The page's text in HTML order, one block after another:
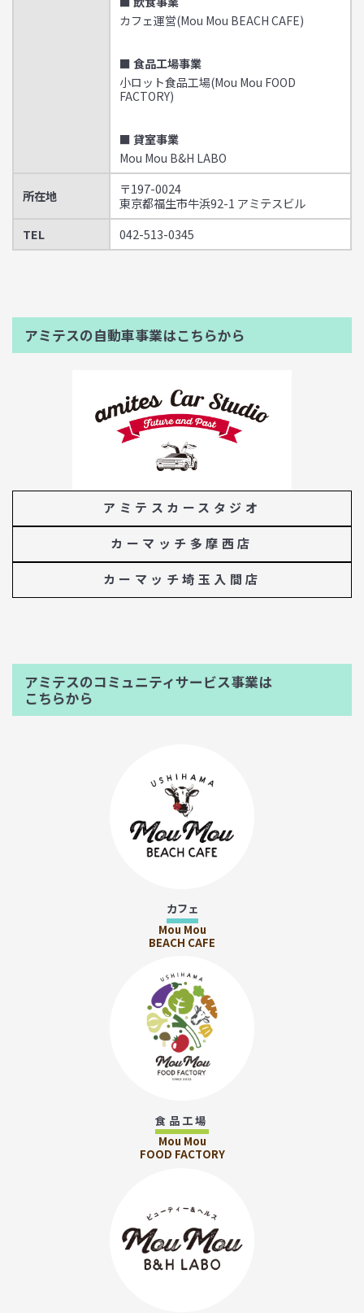
カフェ運営(Mou Mou BEACH CAFE)
■ 食品工場事業
小ロット食品工場(Mou Mou FOOD
FACTORY)
■ 貸室事業
Mou Mou B&H LABO
所在地
〒197-0024
東京都福生市牛浜92-1 アミテスビル
TEL
042-513-0345
アミテスの自動車事業はこちらから
アミテスカースタジオ
カーマッチ多摩西店
カーマッチ埼玉入間店
アミテスのコミュニティサービス事業は
こちらから
カフェ
Mou Mou
BEACH CAFE
食品工場
Mou Mou
FOOD FACTORY